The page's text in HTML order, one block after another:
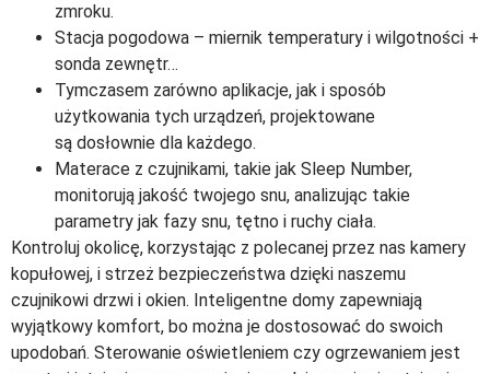
zmroku.
Stacja pogodowa – miernik temperatury i wilgotności +
sonda zewnętr…
Tymczasem zarówno aplikacje, jak i sposób
użytkowania tych urządzeń, projektowane
są dosłownie dla każdego.
Materace z czujnikami, takie jak Sleep Number,
monitorują jakość twojego snu, analizując takie
parametry jak fazy snu, tętno i ruchy ciała.
Kontroluj okolicę, korzystając z polecanej przez nas kamery
kopułowej, i strzeż bezpieczeństwa dzięki naszemu
czujnikowi drzwi i okien. Inteligentne domy zapewniają
wyjątkowy komfort, bo można je dostosować do swoich
upodobań. Sterowanie oświetleniem czy ogrzewaniem jest